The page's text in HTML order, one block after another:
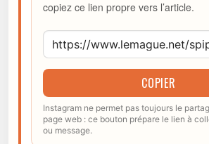
copiez ce lien propre vers l’article.
COPIER
Instagram ne permet pas toujours le
page web : ce bouton prépare le lien à
ou message.